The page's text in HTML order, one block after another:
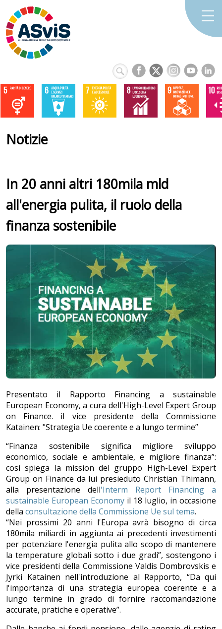
Notizie
In 20 anni altri 180mila mld
all'energia pulita, il ruolo della
finanza sostenibile
Presentato il Rapporto Financing a sustainable
European Economy, a cura dell'High-Level Expert Group
on Finance. il vice presidente della Commissione
Katainen: "Strategia Ue coerente e a lungo termine”
“Finanza sostenibile significa migliore sviluppo
economico, sociale e ambientale, e migliore finanza”:
così spiega la mission del gruppo High-Level Expert
Group on Finance da lui presieduto Christian Thimann,
alla presentazione dell'Interm Report Financing a
sustainable European Economy il 18 luglio, in occasione
della consultazione della Commissione Ue sul tema.
“Nei prossimi 20 anni l'Europa avrà bisogno di circa
180mila miliardi in aggiunta ai precedenti investimenti
per potenziare l'energia pulita allo scopo di mantenere
la temperature globali sotto i due gradi”, sostengono i
vice presidenti della Commissione Valdis Dombrovskis e
Jyrki Katainen nell'introduzione al Rapporto, “Da qui
l'importanza di una strategia europea coerente e a
lungo termine in grado di fornire raccomandazione
accurate, pratiche e operative”.